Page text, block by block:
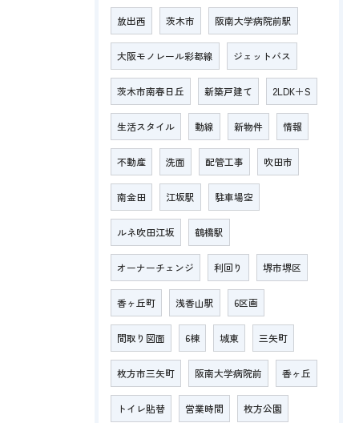
放出西 茨木市 阪南大学病院前駅
大阪モノレール彩都線 ジェットバス
茨木市南春日丘 新築戸建て 2LDK＋S
生活スタイル 動線 新物件 情報
不動産 洗面 配管工事 吹田市
南金田 江坂駅 駐車場空
ルネ吹田江坂 鶴橋駅
オーナーチェンジ 利回り 堺市堺区
香ヶ丘町 浅香山駅 6区画
間取り図面 6棟 城東 三矢町
枚方市三矢町 阪南大学病院前 香ヶ丘
トイレ貼替 営業時間 枚方公園